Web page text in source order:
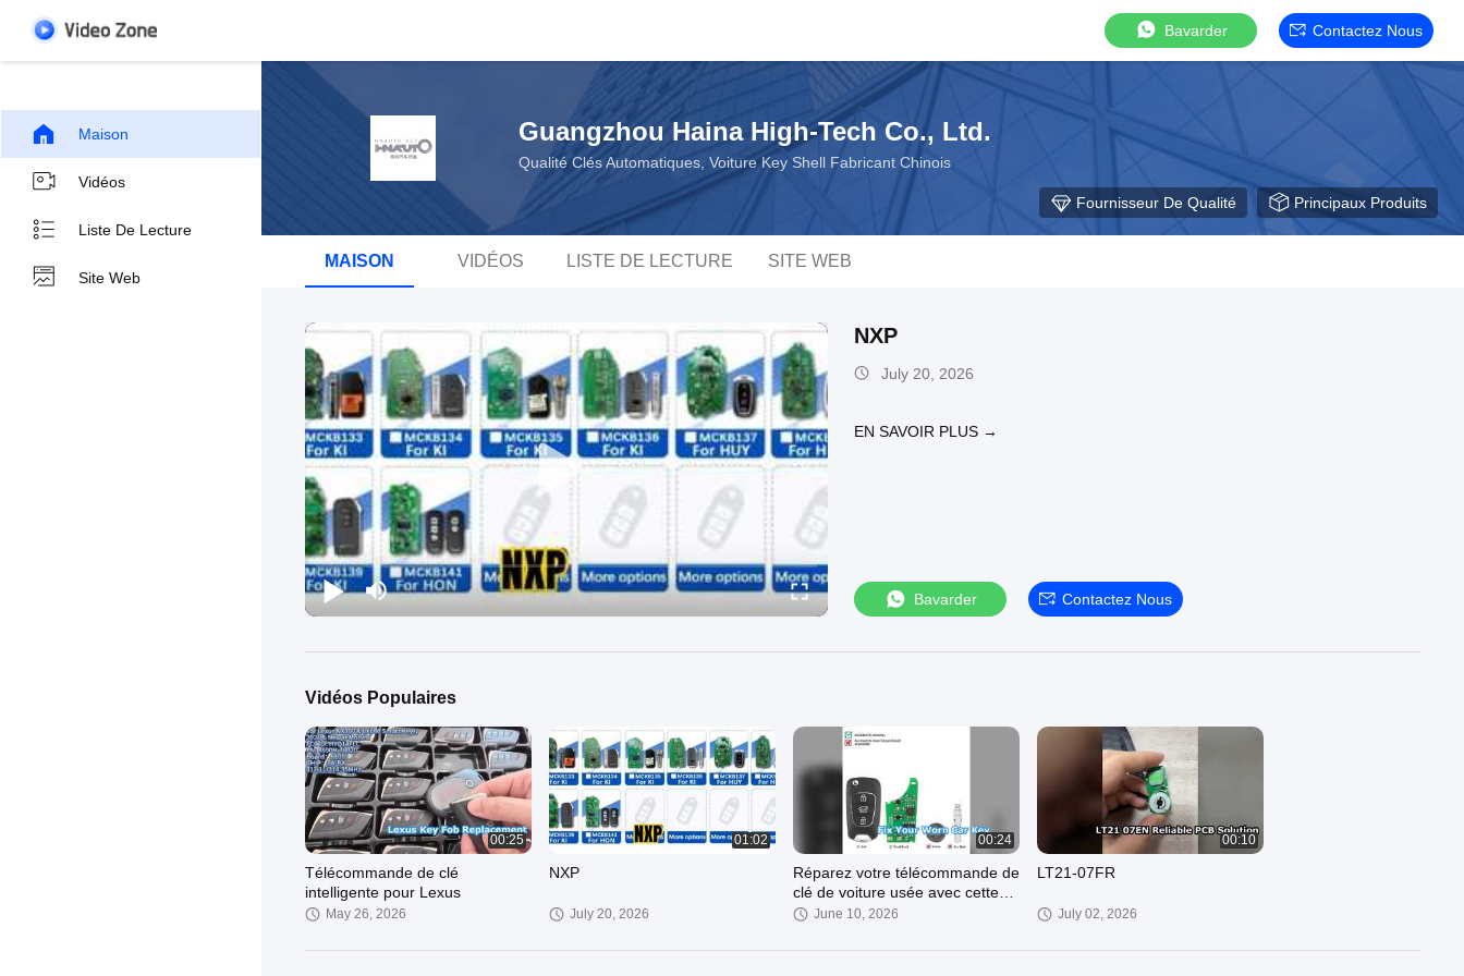
Bavarder Contactez Nous
Maison
Vidéos
Liste De Lecture
Site Web
Guangzhou Haina High-Tech Co., Ltd.
Qualité Clés Automatiques, Voiture Key Shell Fabricant Chinois
Fournisseur De Qualité Principaux Produits
MAISON VIDÉOS LISTE DE LECTURE SITE WEB
NXP
July 20, 2026
EN SAVOIR PLUS →
Bavarder Contactez Nous
Vidéos Populaires
00:25
Télécommande de clé
intelligente pour Lexus
May 26, 2026
01:02
NXP
July 20, 2026
00:24
Réparez votre télécommande de
clé de voiture usée avec cette
coque de remplacement
June 10, 2026
00:10
LT21-07FR
July 02, 2026